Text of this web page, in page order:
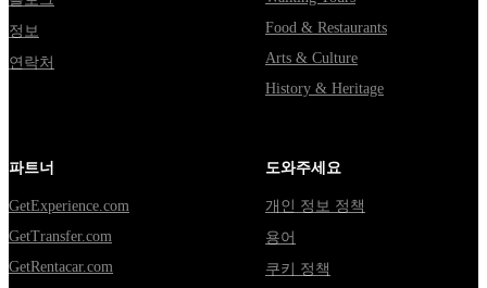
정보
연락처
Food & Restaurants
Arts & Culture
History & Heritage
파트너
GetExperience.com
GetTransfer.com
GetRentacar.com
도와주세요
개인 정보 정책
용어
쿠키 정책